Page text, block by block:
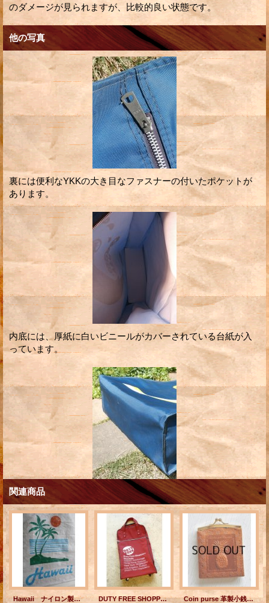
のダメージが見られますが、比較的良い状態です。
他の写真
裏には便利なYKKの大き目なファスナーの付いたポケットが
あります。
内底には、厚紙に白いビニールがカバーされている台紙が入
っています。
関連商品
Hawaii ナイロン製キャリーバッグ DUTY FREE SHOPPERS HONOLULU デューティーフリー キャリーバッグ Coin purse 革製小銭入れ Aloha from Hawaii /Diamond Head Waikiki